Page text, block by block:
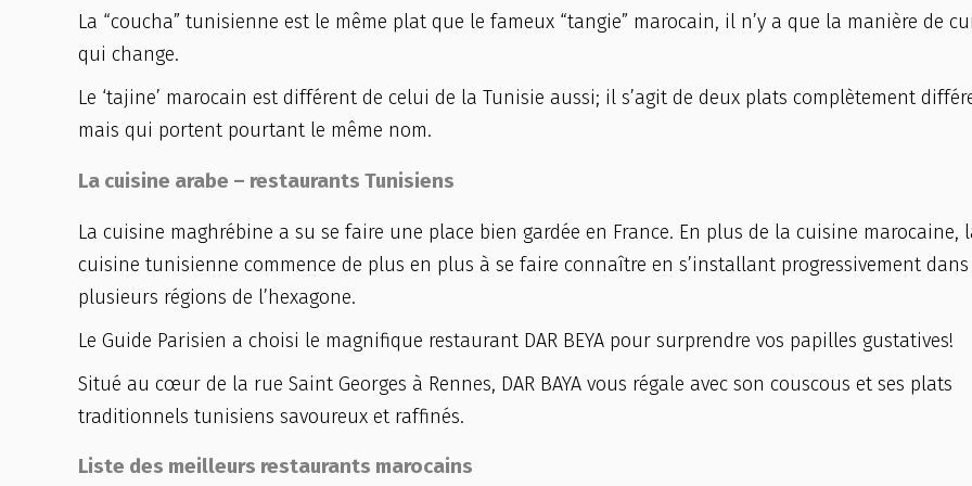
La “coucha” tunisienne est le même plat que le fameux “tangie” marocain, il n’y a que la manière de
qui change.
Le ‘tajine’ marocain est différent de celui de la Tunisie aussi; il s’agit de deux plats complètement
mais qui portent pourtant le même nom.
La cuisine arabe – restaurants Tunisiens
La cuisine maghrébine a su se faire une place bien gardée en France. En plus de la cuisine marocaine,
cuisine tunisienne commence de plus en plus à se faire connaître en s’installant progressivement dans
plusieurs régions de l’hexagone.
Le Guide Parisien a choisi le magnifique restaurant DAR BEYA pour surprendre vos papilles gustatives!
Situé au cœur de la rue Saint Georges à Rennes, DAR BAYA vous régale avec son couscous et ses plats
traditionnels tunisiens savoureux et raffinés.
Liste des meilleurs restaurants marocains